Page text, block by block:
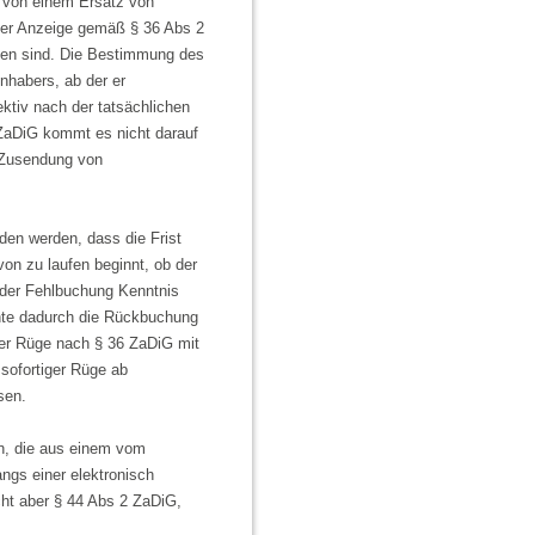
Anzeige gemäß § 36 Abs 2
sind. Die Bestimmung des
ab der er
nach der tatsächlichen
kommt es nicht darauf
von
werden, dass die Frist
zu laufen beginnt, ob der
Fehlbuchung Kenntnis
dadurch die Rückbuchung
Rüge nach § 36 ZaDiG mit
Rüge ab
die aus einem vom
einer elektronisch
aber § 44 Abs 2 ZaDiG,